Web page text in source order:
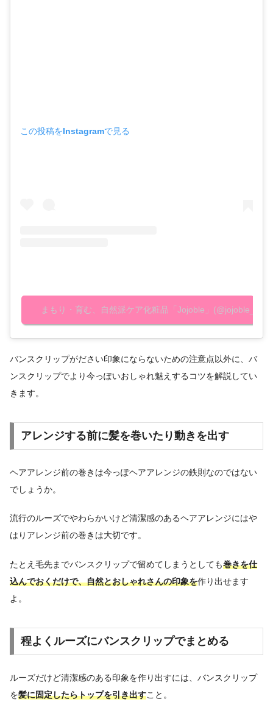
この投稿をInstagramで見る
まもり・育む、自然派ケア化粧品「Jojoble」
バンスクリップがださい印象にならないための注意点以外に、バ
ンスクリップでより今っぽいおしゃれ魅えするコツを解説してい
きます。
アレンジする前に髪を巻いたり動きを出す
ヘアアレンジ前の巻きは今っぽヘアアレンジの鉄則なのではない
でしょうか。
流行のルーズでやわらかいけど清潔感のあるヘアアレンジにはや
はりアレンジ前の巻きは大切です。
たとえ毛先までバンスクリップで留めてしまうとしても巻きを仕
込んでおくだけで、自然とおしゃれさんの印象を作り出せます
よ。
程よくルーズにバンスクリップでまとめる
ルーズだけど清潔感のある印象を作り出すには、バンスクリップ
を髪に固定したらトップを引き出すこと。